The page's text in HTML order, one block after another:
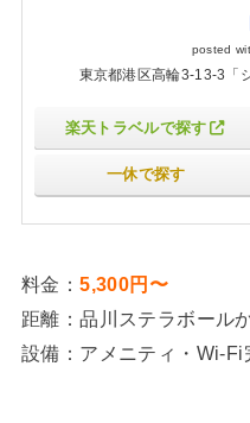
posted
東京都港区高輪3-13-3「
楽天トラベルで探す
一休で探す
料金：5,300円〜
距離：品川ステラボール
設備：アメニティ・Wi-Fi